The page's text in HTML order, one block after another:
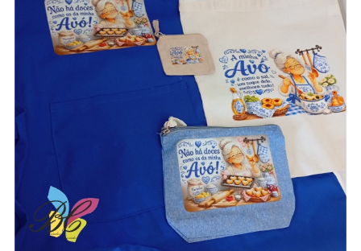
aventais / Sacos / necessaires / estojos /
porta-moedas dia dos avós – vários modelos